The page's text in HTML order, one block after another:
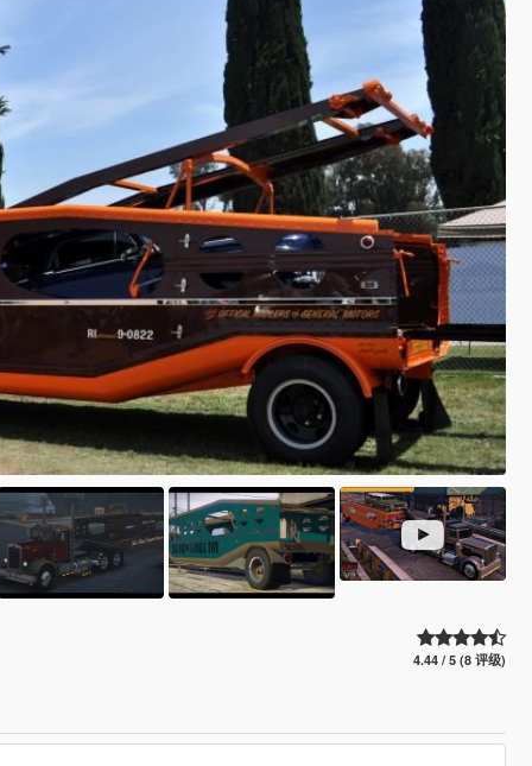
4.44 / 5 (8 评级)